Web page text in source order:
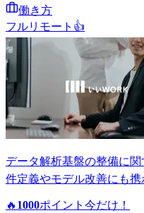
働き方
フルリモート 👍
データ解析基盤の整備に
件定義やモデル改善にも携
🔥 1000ポイント 今だけ！